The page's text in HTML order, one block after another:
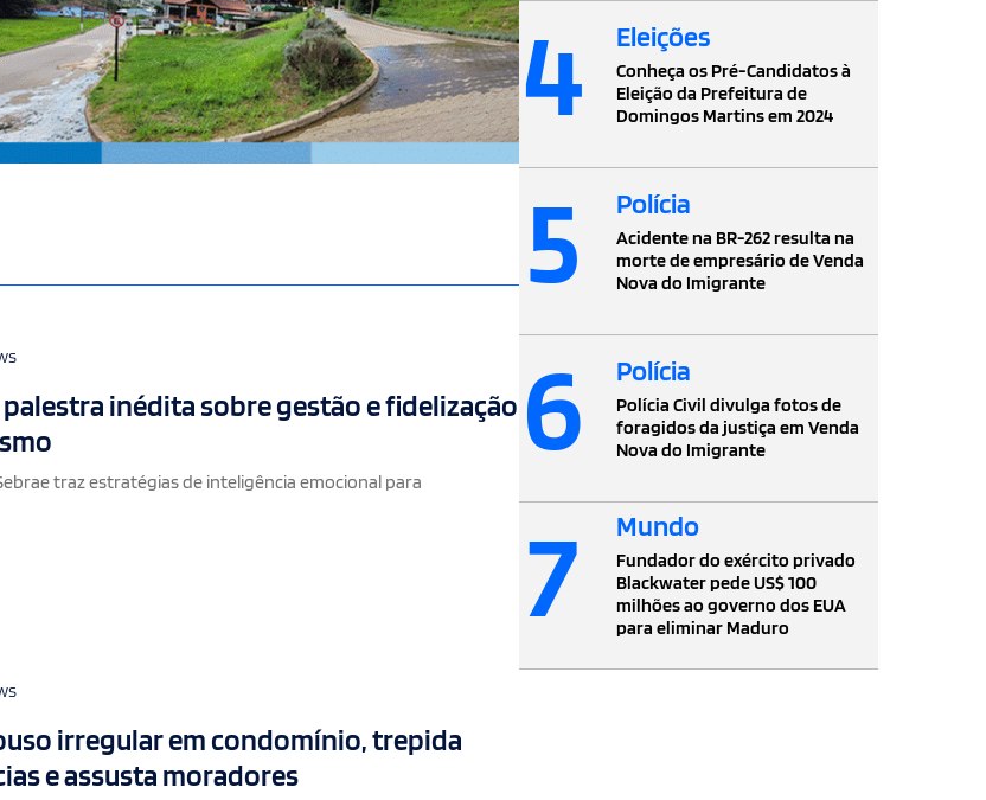
palestra inédita sobre gestão e fidelização
traz estratégias de inteligência emocional para
irregular em condomínio, trepida
e assusta moradores
4 Eleições
Conheça os Pré-Candidatos à
Eleição da Prefeitura de
Domingos Martins em 2024
5 Polícia
Acidente na BR-262 resulta na
morte de empresário de Venda
Nova do Imigrante
6 Polícia
Polícia Civil divulga fotos de
foragidos da justiça em Venda
Nova do Imigrante
7 Mundo
Fundador do exército privado
Blackwater pede US$ 100
milhões ao governo dos EUA
para eliminar Maduro